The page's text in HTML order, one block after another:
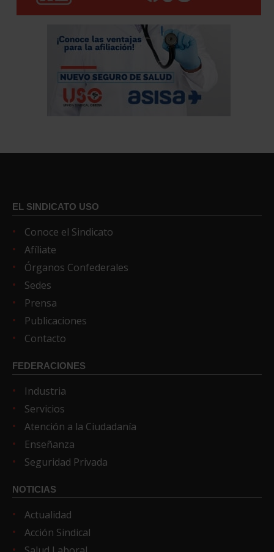
EL SINDICATO USO
Conoce el Sindicato
Afíliate
Órganos Confederales
Sedes
Prensa
Publicaciones
Contacto
FEDERACIONES
Industria
Servicios
Atención a la Ciudadanía
Enseñanza
Seguridad Privada
NOTICIAS
Actualidad
Acción Sindical